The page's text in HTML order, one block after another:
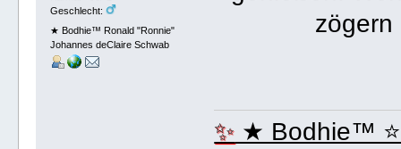
Geschlecht:
★ Bodhie™ Ronald "Ronnie"
Johannes deClaire Schwab
✨ ★ Bodhie™